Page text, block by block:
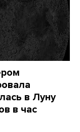
в Луну
в час